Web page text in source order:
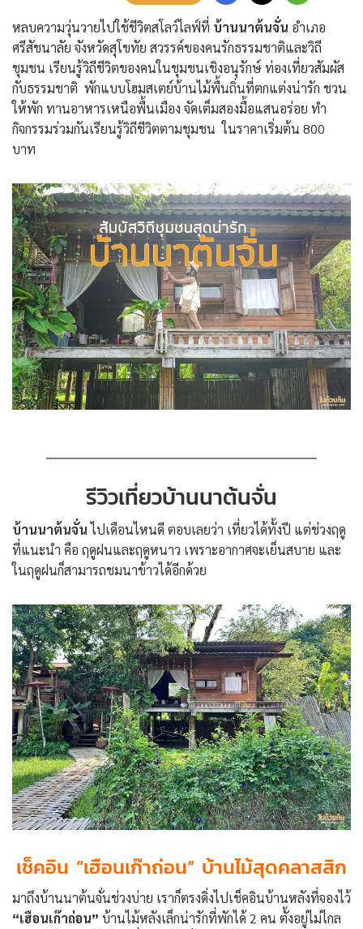
หลบความวุ่นวายไปใช้ชีวิตสโลว์ไลฟ์ที่ บ้านนาต้นจั่น อำเภอ
ศรีสัชนาลัย จังหวัดสุโขทัย สวรรค์ของคนรักธรรมชาติและวิถี
ชุมชน เรียนรู้วิถีชีวิตของคนในชุมชนเชิงอนุรักษ์ ท่องเที่ยวสัมผัส
กับธรรมชาติ พักแบบโฮมสเตย์บ้านไม้พื้นถิ่นที่ตกแต่งน่ารัก ชวน
ให้พัก ทานอาหารเหนือพื้นเมือง จัดเต็มสองมื้อแสนอร่อย ทำ
กิจกรรมร่วมกันเรียนรู้วิถีชีวิตตามชุมชน ในราคาเริ่มต้น 800
บาท
รีวิวเที่ยวบ้านนาต้นจั่น
บ้านนาต้นจั่นไปเดือนไหนดี ตอบเลยว่า เที่ยวได้ทั้งปี แต่ช่วงฤดู
ที่แนะนำ คือ ฤดูฝนและฤดูหนาว เพราะอากาศจะเย็นสบาย และ
ในฤดูฝนก็สามารถชมนาข้าวได้อีกด้วย
เช็คอิน “เฮือนเก๊าถ่อน” บ้านไม้สุดคลาสสิก
มาถึงบ้านนาต้นจั่นช่วงบ่าย เราก็ตรงดิ่งไปเช็คอินบ้านหลังที่จองไว้
“เฮือนเก๊าถ่อน” บ้านไม้หลังเล็กน่ารักที่พักได้ 2 คน ตั้งอยู่ไม่ไกล